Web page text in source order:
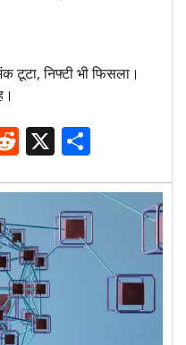
टूटा, निफ्टी भी फिसला।
Reddit
X